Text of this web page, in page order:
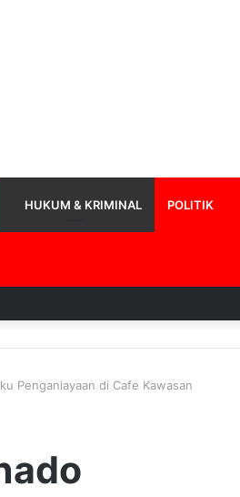
HUKUM & KRIMINAL POLITIK
Penganiayaan di Cafe Kawasan